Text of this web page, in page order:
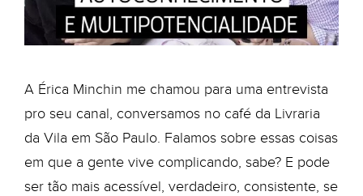
A Érica Minchin me chamou para uma entrevista
pro seu canal, conversamos no café da Livraria
da Vila em São Paulo. Falamos sobre essas coisas
em que a gente vive complicando, sabe? E pode
ser tão mais acessível, verdadeiro, consistente, se